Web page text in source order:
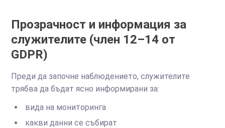
Прозрачност и информация за
служителите (член 12–14 от
GDPR)
Преди да започне наблюдението, служителите
трябва да бъдат ясно информирани за:
вида на мониторинга
какви данни се събират